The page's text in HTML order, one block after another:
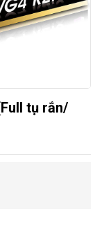
tụ rắn/